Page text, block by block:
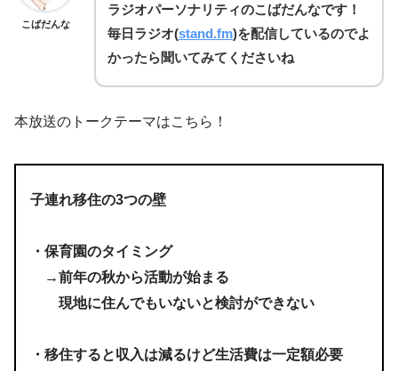
こばだんな
ラジオパーソナリティのこばだんなです！
毎日 ラジオ(stand.fm)を配信しているのでよ
かったら聞いてみてくださいね
本放送のトークテーマはこちら！
子連れ移住の3つの壁
・保育園のタイミング
→前年の秋から活動が始まる
現地に住んでもいないと検討ができない
・移住すると収入は減るけど生活費は一定額必要